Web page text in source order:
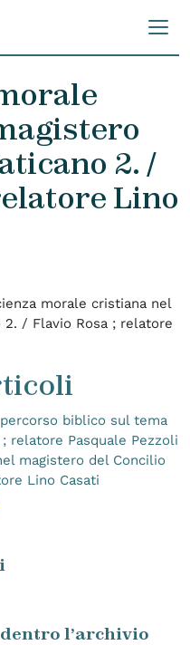
2. /
Lino
morale cristiana nel
2. / Flavio Rosa ; relatore
biblico sul tema
relatore Pasquale Pezzoli
magistero del Concilio
Lino Casati
l’archivio